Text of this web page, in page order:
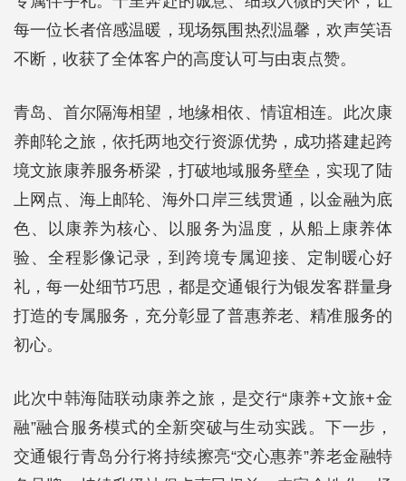
每一位长者倍感温暖，现场氛围热烈温馨，欢声笑语
不断，收获了全体客户的高度认可与由衷点赞。
青岛、首尔隔海相望，地缘相依、情谊相连。此次康
养邮轮之旅，依托两地交行资源优势，成功搭建起跨
境文旅康养服务桥梁，打破地域服务壁垒，实现了陆
上网点、海上邮轮、海外口岸三线贯通，以金融为底
色、以康养为核心、以服务为温度，从船上康养体
验、全程影像记录，到跨境专属迎接、定制暖心好
礼，每一处细节巧思，都是交通银行为银发客群量身
打造的专属服务，充分彰显了普惠养老、精准服务的
初心。
此次中韩海陆联动康养之旅，是交行“康养+文旅+金
融”融合服务模式的全新突破与生动实践。下一步，
交通银行青岛分行将持续擦亮“交心惠养”养老金融特